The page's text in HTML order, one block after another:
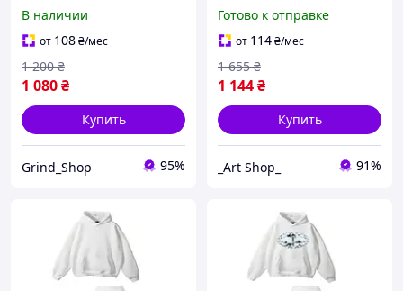
кофта KRT1006
В наличии
от 108₴/мес
1 080₴
1 200 ₴
Купить
Grind_Shop 95%
Удобная кофта с
капюшоном
Готово к отправке
от 114₴/мес
1 144₴
1 655 ₴
Купить
_Art Shop_ 91%